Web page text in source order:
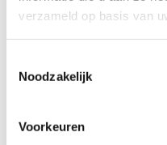
verzameld op basis van
Noodzakelijk
Voorkeuren
Grip op werk en